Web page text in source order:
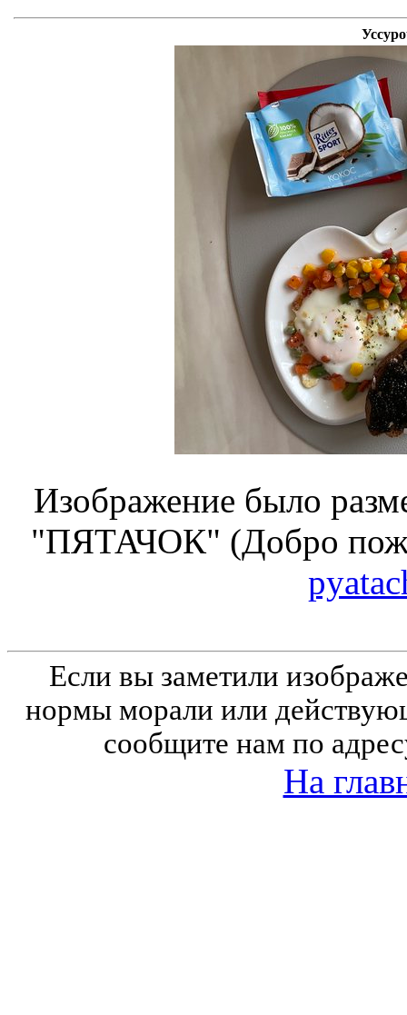
Изображение было
"ПЯТАЧОК" (Добро
Если вы заметили
нормы морали или
сообщите нам по
На